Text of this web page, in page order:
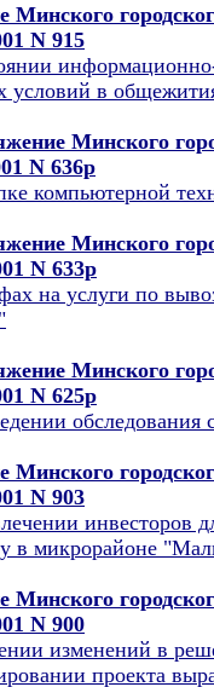
Минского
N 915
условий в
Минского
N 636р
компьютерной
Минского
N 633р
на услуги по
Минского
N 625р
обследования
Минского
N 903
инвесторов
в микрорайоне
Минского
N 900
изменений в
проекта